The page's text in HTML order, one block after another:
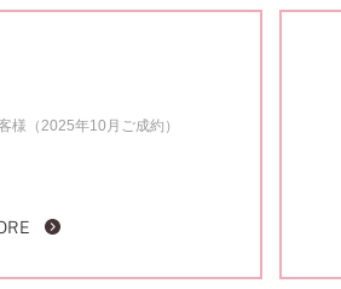
様（2025年10月ご成約）